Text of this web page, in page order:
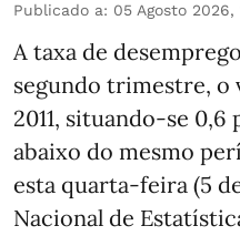
Publicado a: 05 Agosto 2026,
A taxa de
segundo trimestre, o
2011, situando-se
abaixo do mesmo
esta quarta-feira (5
Nacional de